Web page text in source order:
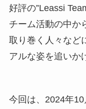
好評の”Leassi
チーム活動の中か
取り巻く人々など
アルな姿を追いか
今回は、2024年